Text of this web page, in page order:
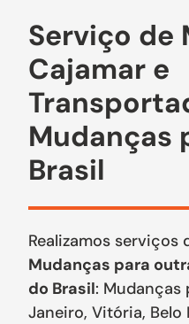
Serviço de
Cajamar e
Mudanças
Brasil
Realizamos serviços
Mudanças para
do Brasil: Mudanças
Janeiro, Vitória, Belo